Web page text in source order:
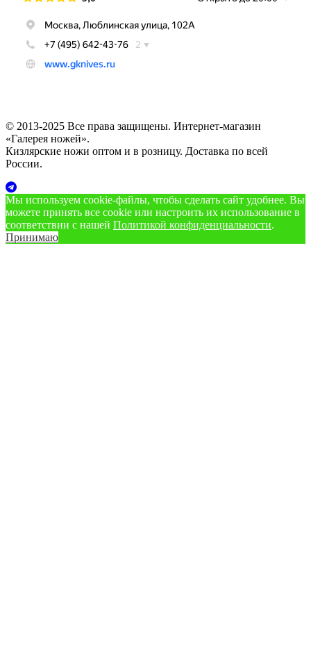
© 2013-2025 Все права защищены. Интернет-магазин
«Галерея ножей».
Кизлярские ножи оптом и в розницу. Доставка по всей
России.
Мы используем cookie‑файлы, чтобы сделать сайт удобнее. Вы
можете принять все cookie или настроить их использование в
соответствии с нашей Политикой конфиденциальности.
Принимаю